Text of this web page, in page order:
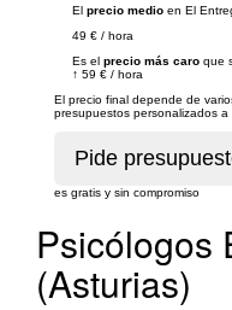
El precio medio en El
49 € / hora
Es el precio más caro que
↑ 59 € / hora
El precio final depende de
presupuestos personalizados a
es gratis y sin compromiso
Psicólogos
(Asturias)